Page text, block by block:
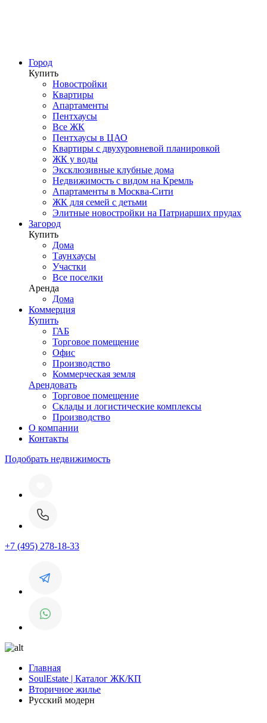
Город
Купить
Новостройки
Квартиры
Апартаменты
Пентхаусы
Все ЖК
Пентхаусы в ЦАО
Квартиры с двухуровневой планировкой
ЖК у воды
Эксклюзивные клубные дома
Недвижимость с видом на Кремль
Апартаменты в Москва-Сити
ЖК для семей с детьми
Элитные новостройки на Патриарших прудах
Загород
Купить
Дома
Таунхаусы
Участки
Все поселки
Аренда
Дома
Коммерция
Купить
ГАБ
Торговое помещение
Офис
Производство
Коммерческая земля
Арендовать
Торговое помещение
Склады и логистические комплексы
Производство
О компании
Контакты
Подобрать недвижимость
+7 (495) 278-18-33
Главная
SoulEstate | Каталог ЖК/КП
Вторичное жилье
Русский модерн